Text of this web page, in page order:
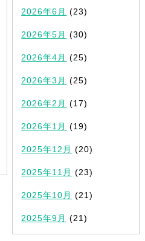
2026年6月 (23)
2026年5月 (30)
2026年4月 (25)
2026年3月 (25)
2026年2月 (17)
2026年1月 (19)
2025年12月 (20)
2025年11月 (23)
2025年10月 (21)
2025年9月 (21)